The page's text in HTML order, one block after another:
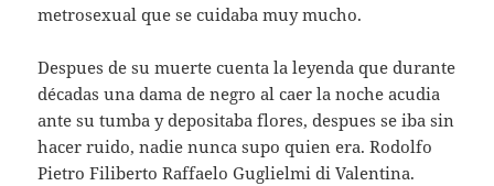
metrosexual que se cuidaba muy mucho.
Despues de su muerte cuenta la leyenda que durante
décadas una dama de negro al caer la noche acudia
ante su tumba y depositaba flores, despues se iba sin
hacer ruido, nadie nunca supo quien era. Rodolfo
Pietro Filiberto Raffaelo Guglielmi di Valentina.